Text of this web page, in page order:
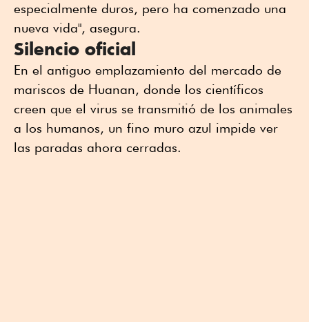
especialmente duros, pero ha comenzado una
nueva vida", asegura.
Silencio oficial
En el antiguo emplazamiento del mercado de
mariscos de Huanan, donde los científicos
creen que el virus se transmitió de los animales
a los humanos, un fino muro azul impide ver
las paradas ahora cerradas.